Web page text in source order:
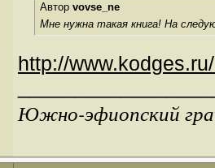
Автор vovse_ne
Мне нужна такая книга! На
http://
Южно-эфиопский